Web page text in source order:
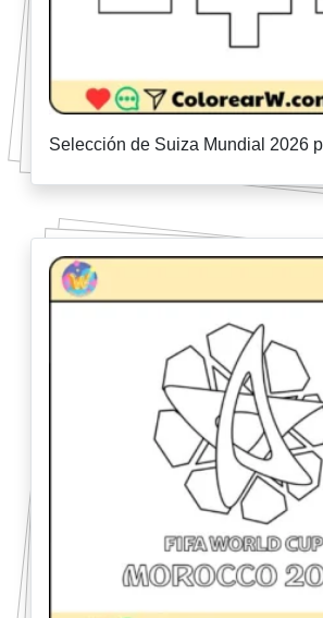
Selección de Suiza Mundial 2026